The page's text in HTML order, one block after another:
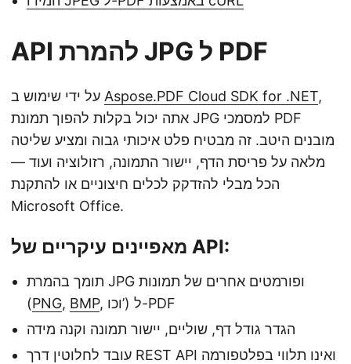
API להמרת JPG ל PDF
Aspose.PDF Cloud SDK for .NET,
אתה יכול בקלות להפוך תמונת JPG למסמכי PDF
מובנים היטב. זה מבטיח פלט איכותי גבוה ומציע שליטה
מלאה על פריסת הדף, יישור התמונה, רזולוציה ועוד —
הכל מבלי להזדקק לכלים חיצוניים או להתקנת
Microsoft Office.
מאפיינים עיקריים של API:
תומך בהמרת JPG ופורמטים אחרים של תמונות
(PNG, BMP
, וכו’) ל-PDF
הגדר גודל דף, שוליים, יישור תמונה וקנה מידה
עובד לחלוטין דרך REST API ואינו תלווי בפלטפורמה